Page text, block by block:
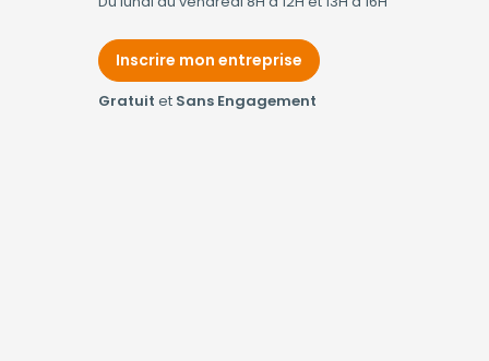
Inscrire mon entreprise
Gratuit et Sans Engagement